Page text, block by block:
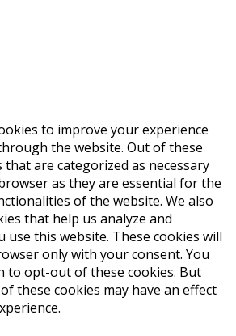
to improve your experience
the website. Out of these
that are categorized as necessary
as they are essential for the
of the website. We also
that help us analyze and
use this website. These cookies will
only with your consent. You
to opt-out of these cookies. But
these cookies may have an effect